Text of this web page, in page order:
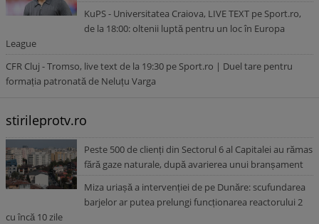
KuPS - Universitatea Craiova, LIVE TEXT pe Sport.ro,
de la 18:00: oltenii luptă pentru un loc în Europa
League
CFR Cluj - Tromso, live text de la 19:30 pe Sport.ro | Duel tare pentru
formația patronată de Neluțu Varga
stirileprotv.ro
Peste 500 de clienți din Sectorul 6 al Capitalei au rămas
fără gaze naturale, după avarierea unui branșament
Miza uriașă a intervenției de pe Dunăre: scufundarea
barjelor ar putea prelungi funcționarea reactorului 2
cu încă 10 zile